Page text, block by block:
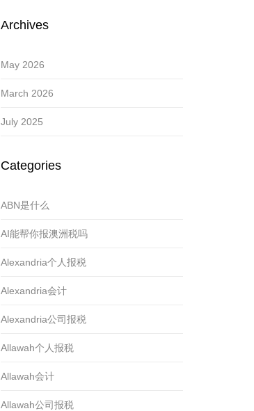
Archives
May 2026
March 2026
July 2025
Categories
ABN是什么
AI能帮你报澳洲税吗
Alexandria个人报税
Alexandria会计
Alexandria公司报税
Allawah个人报税
Allawah会计
Allawah公司报税